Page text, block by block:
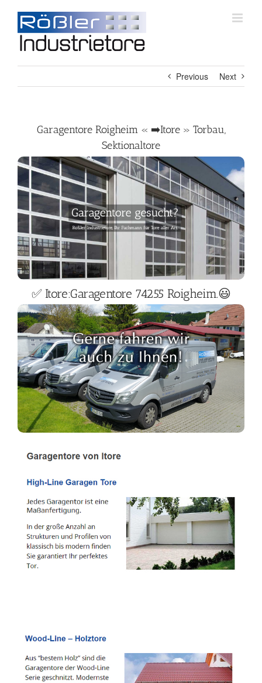
content
Previous Next
Garagentore Roigheim « ➡️Itore » Torbau,
Sektionaltore
✅ Itore:Garagentore 74255 Roigheim.😃